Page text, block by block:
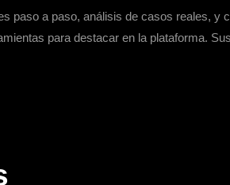
paso a paso, análisis de casos reales,
para destacar en la plataforma.